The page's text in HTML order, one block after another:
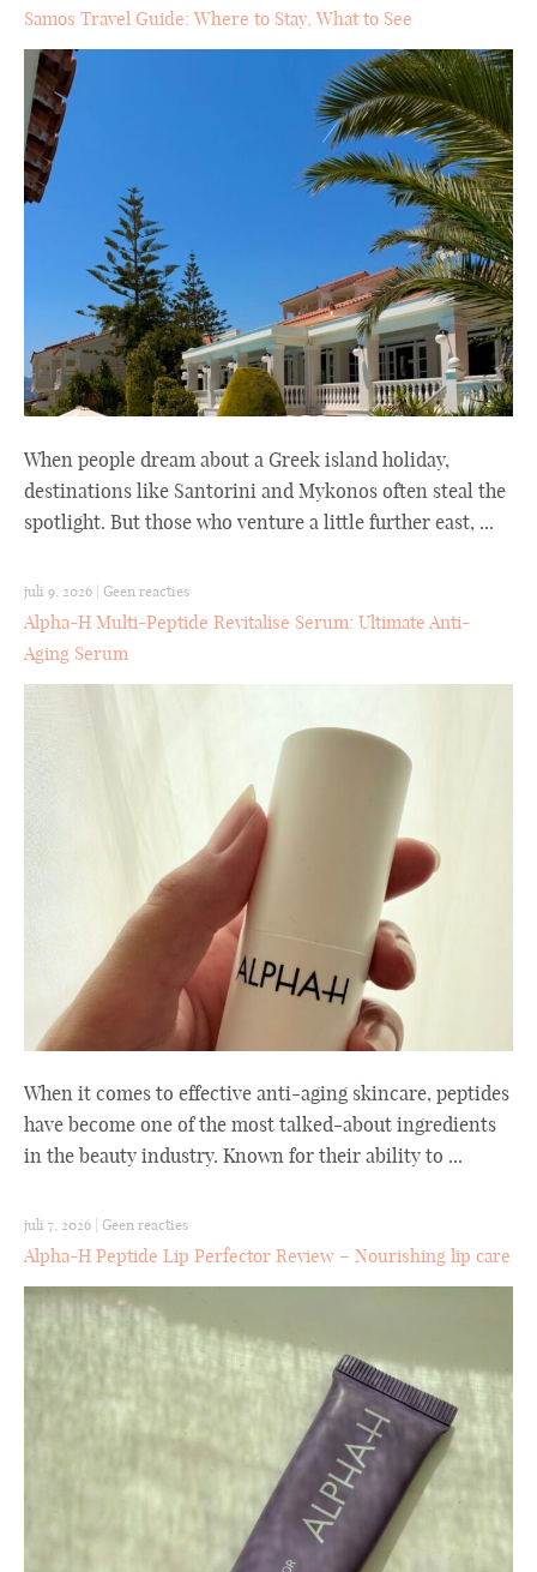
Samos Travel Guide: Where to Stay, What to See
When people dream about a Greek island holiday,
destinations like Santorini and Mykonos often steal the
spotlight. But those who venture a little further east, ...
juli 9, 2026 Geen reacties
Alpha-H Multi-Peptide Revitalise Serum: Ultimate Anti-
Aging Serum
When it comes to effective anti-aging skincare, peptides
have become one of the most talked-about ingredients
in the beauty industry. Known for their ability to ...
juli 7, 2026 Geen reacties
Alpha-H Peptide Lip Perfector Review – Nourishing lip care